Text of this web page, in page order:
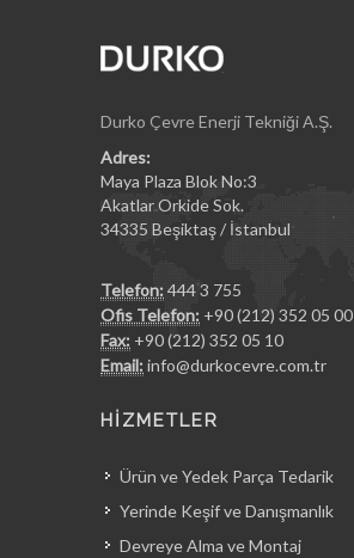
Durko Çevre Enerji Tekniği A.Ş.
Adres:
Maya Plaza Blok No:3
Akatlar Orkide Sok.
34335 Beşiktaş / İstanbul
Telefon: 444 3 755
Ofis Telefon: +90 (212) 352 05 00
Fax: +90 (212) 352 05 10
Email: info@durkocevre.com.tr
HİZMETLER
Ürün ve Yedek Parça Tedarik
Yerinde Keşif ve Danışmanlık
Devreye Alma ve Montaj